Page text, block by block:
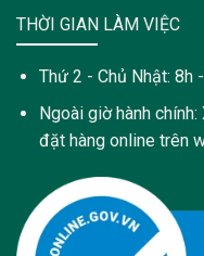
THỜI GIAN LÀM VIỆC
Thứ 2 - Chủ Nhật: 8h
Ngoài giờ hành
đặt hàng online trên